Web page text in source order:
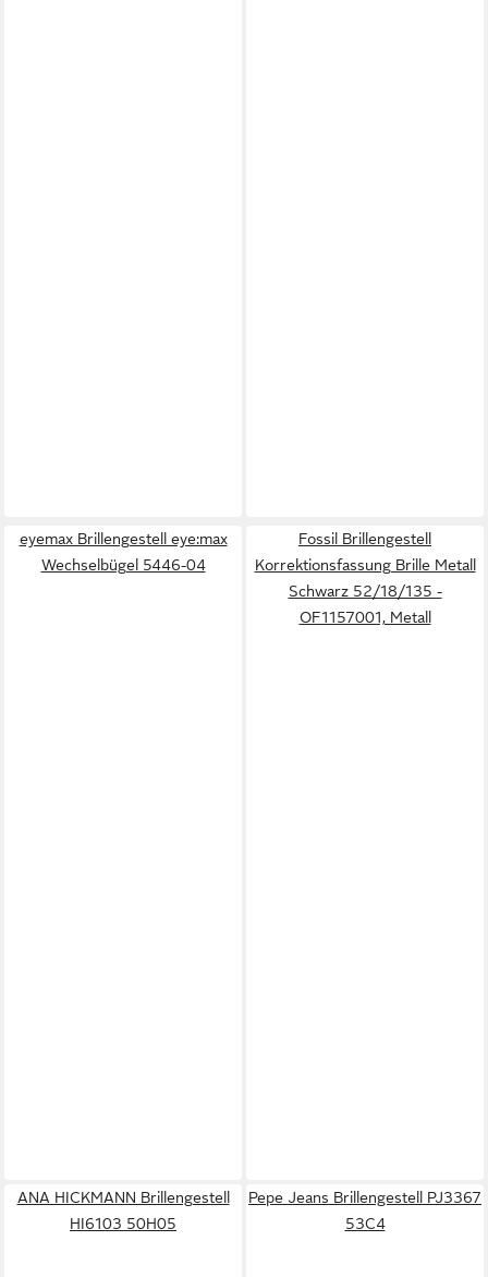
eyemax Brillengestell eye:max
Wechselbügel 5446-04
Fossil Brillengestell
Korrektionsfassung Brille Metall
Schwarz 52/18/135 -
OF1157001, Metall
ANA HICKMANN Brillengestell
HI6103 50H05
Pepe Jeans Brillengestell PJ3367
53C4